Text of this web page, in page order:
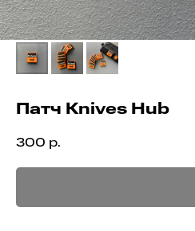
Патч Knives Hub
300 р.